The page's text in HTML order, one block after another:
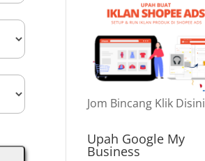
Jom Bincang Klik Disini
Upah Google My
Business